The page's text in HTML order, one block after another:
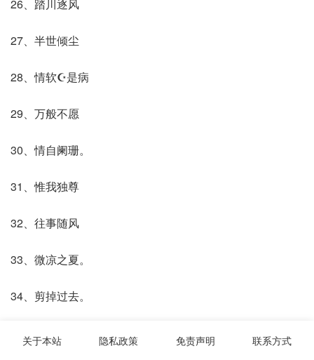
26、踏川逐风
27、半世倾尘
28、情软☪是病
29、万般不愿
30、情自阑珊。
31、惟我独尊
32、往事随风
33、微凉之夏。
34、剪掉过去。
35、雨落轩庭
关于本站 隐私政策 免责声明 联系方式